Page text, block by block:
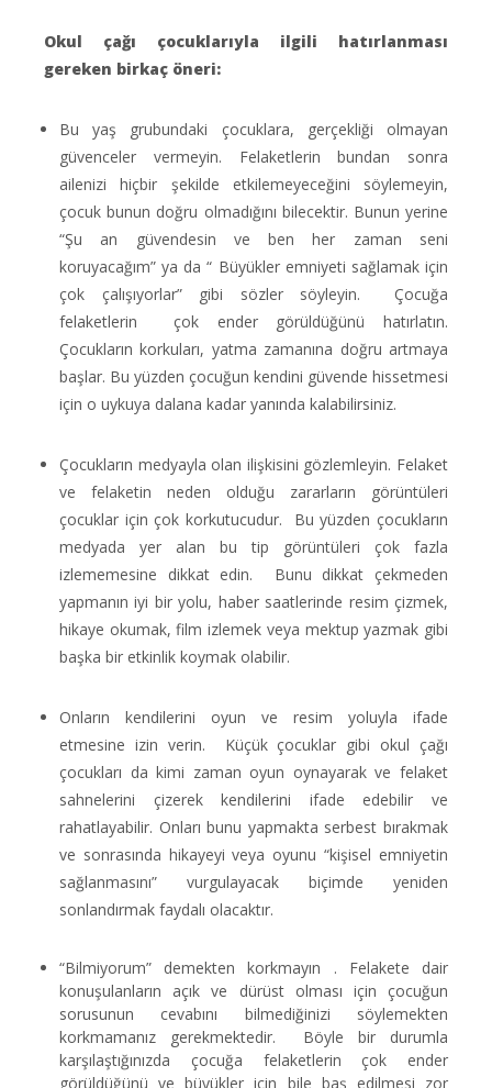
Okul çağı çocuklarıyla ilgili hatırlanması
gereken birkaç öneri:
Bu yaş grubundaki çocuklara, gerçekliği olmayan
güvenceler vermeyin. Felaketlerin bundan sonra
ailenizi hiçbir şekilde etkilemeyeceğini söylemeyin,
çocuk bunun doğru olmadığını bilecektir. Bunun yerine
“Şu an güvendesin ve ben her zaman seni
koruyacağım” ya da “ Büyükler emniyeti sağlamak için
çok çalışıyorlar” gibi sözler söyleyin. Çocuğa
felaketlerin çok ender görüldüğünü hatırlatın.
Çocukların korkuları, yatma zamanına doğru artmaya
başlar. Bu yüzden çocuğun kendini güvende hissetmesi
için o uykuya dalana kadar yanında kalabilirsiniz.
Çocukların medyayla olan ilişkisini gözlemleyin. Felaket
ve felaketin neden olduğu zararların görüntüleri
çocuklar için çok korkutucudur. Bu yüzden çocukların
medyada yer alan bu tip görüntüleri çok fazla
izlememesine dikkat edin. Bunu dikkat çekmeden
yapmanın iyi bir yolu, haber saatlerinde resim çizmek,
hikaye okumak, film izlemek veya mektup yazmak gibi
başka bir etkinlik koymak olabilir.
Onların kendilerini oyun ve resim yoluyla ifade
etmesine izin verin. Küçük çocuklar gibi okul çağı
çocukları da kimi zaman oyun oynayarak ve felaket
sahnelerini çizerek kendilerini ifade edebilir ve
rahatlayabilir. Onları bunu yapmakta serbest bırakmak
ve sonrasında hikayeyi veya oyunu “kişisel emniyetin
sağlanmasını” vurgulayacak biçimde yeniden
sonlandırmak faydalı olacaktır.
“Bilmiyorum” demekten korkmayın . Felakete dair
konuşulanların açık ve dürüst olması için çocuğun
sorusunun cevabını bilmediğinizi söylemekten
korkmamanız gerekmektedir. Böyle bir durumla
karşılaştığınızda çocuğa felaketlerin çok ender
görüldüğünü ve büyükler için bile baş edilmesi zor